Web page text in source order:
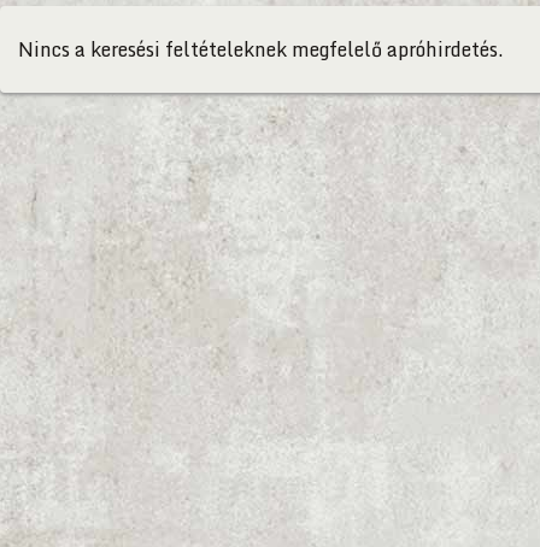
Nincs a keresési feltételeknek megfelelő apróhirdetés.